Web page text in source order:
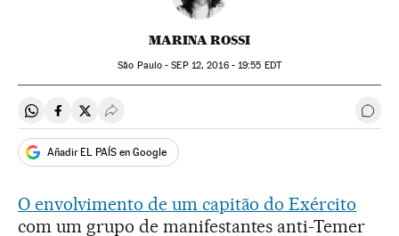
MARINA ROSSI
São Paulo -SEP12, 2016 - 19:55 EDT
Compartir en Whatsapp
Compartir en Facebook
Compartir en Twitter
Desplegar Redes Sociales
Añadir EL PAÍS en Google
O envolvimento de um capitão do Exército
com um grupo de manifestantes anti-Temer